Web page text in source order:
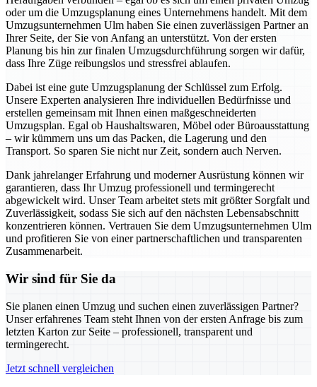
oder um die Umzugsplanung eines Unternehmens handelt. Mit dem
Umzugsunternehmen Ulm haben Sie einen zuverlässigen Partner an
Ihrer Seite, der Sie von Anfang an unterstützt. Von der ersten
Planung bis hin zur finalen Umzugsdurchführung sorgen wir dafür,
dass Ihre Züge reibungslos und stressfrei ablaufen.
Dabei ist eine gute Umzugsplanung der Schlüssel zum Erfolg.
Unsere Experten analysieren Ihre individuellen Bedürfnisse und
erstellen gemeinsam mit Ihnen einen maßgeschneiderten
Umzugsplan. Egal ob Haushaltswaren, Möbel oder Büroausstattung
– wir kümmern uns um das Packen, die Lagerung und den
Transport. So sparen Sie nicht nur Zeit, sondern auch Nerven.
Dank jahrelanger Erfahrung und moderner Ausrüstung können wir
garantieren, dass Ihr Umzug professionell und termingerecht
abgewickelt wird. Unser Team arbeitet stets mit größter Sorgfalt und
Zuverlässigkeit, sodass Sie sich auf den nächsten Lebensabschnitt
konzentrieren können. Vertrauen Sie dem Umzugsunternehmen Ulm
und profitieren Sie von einer partnerschaftlichen und transparenten
Zusammenarbeit.
Wir sind für Sie da
Sie planen einen Umzug und suchen einen zuverlässigen Partner?
Unser erfahrenes Team steht Ihnen von der ersten Anfrage bis zum
letzten Karton zur Seite – professionell, transparent und
termingerecht.
Jetzt schnell vergleichen